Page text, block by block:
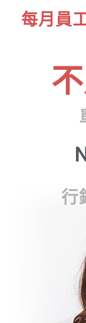
每月員
行